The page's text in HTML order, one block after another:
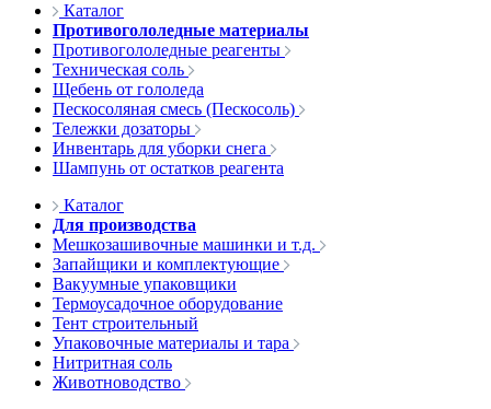
Каталог
Противогололедные материалы
Противогололедные реагенты
Техническая соль
Щебень от гололеда
Пескосоляная смесь (Пескосоль)
Тележки дозаторы
Инвентарь для уборки снега
Шампунь от остатков реагента
Каталог
Для производства
Мешкозашивочные машинки и т.д.
Запайщики и комплектующие
Вакуумные упаковщики
Термоусадочное оборудование
Тент строительный
Упаковочные материалы и тара
Нитритная соль
Животноводство